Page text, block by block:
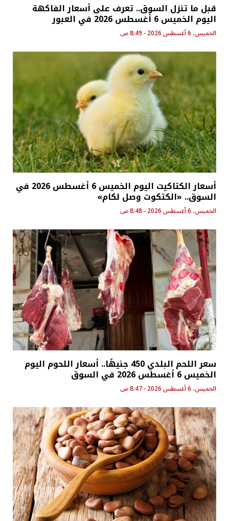
قبل ما تنزل السوق.. تعرف على أسعار الفاكهة
اليوم الخميس 6 أغسطس 2026 في العبور
الخميس، 6 أغسطس 2026 - 8:49 ص
أسعار الكتاكيت اليوم الخميس 6 أغسطس 2026 في
السوق.. «الكتكوت وصل لكام»
الخميس، 6 أغسطس 2026 - 8:48 ص
سعر اللحم البلدي 450 جنيهًا.. أسعار اللحوم اليوم
الخميس 6 أغسطس 2026 في السوق
الخميس، 6 أغسطس 2026 - 8:47 ص